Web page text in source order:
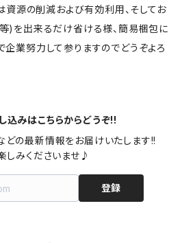
源の削減および有効利用、そしてお
)を出来るだけ省ける様、簡易梱包に
企業努力して参りますのでどうぞよろ
込みはこちらからどうぞ!!
どの最新情報をお届けいたします!!
しみくださいませ♪
登録